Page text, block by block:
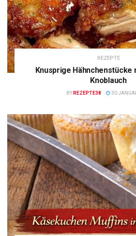
REZEPTE
Knusprige Hähnchenstücke
Knoblauch
BY REZEPTE38 30